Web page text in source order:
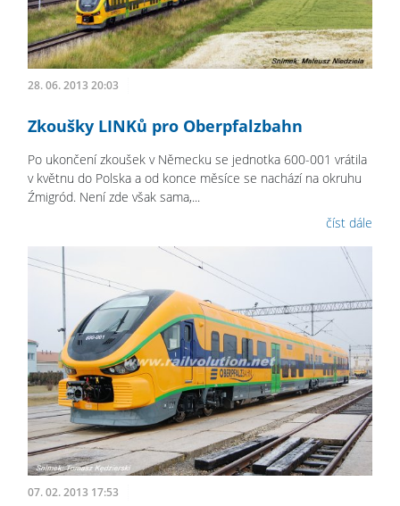
28. 06. 2013 20:03
Zkoušky LINKů pro Oberpfalzbahn
Po ukončení zkoušek v Německu se jednotka 600-001 vrátila
v květnu do Polska a od konce měsíce se nachází na okruhu
Źmigród. Není zde však sama,...
číst dále
07. 02. 2013 17:53